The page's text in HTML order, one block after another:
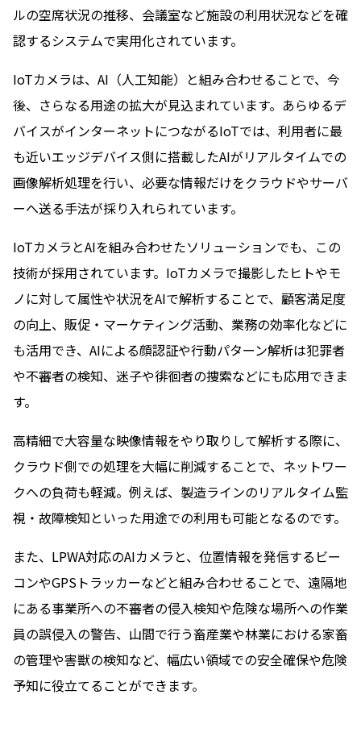
ルの空席状況の推移、会議室など施設の利用状況などを確
認するシステムで実用化されています。
IoTカメラは、AI（人工知能）と組み合わせることで、今
後、さらなる用途の拡大が見込まれています。あらゆるデ
バイスがインターネットにつながるIoTでは、利用者に最
も近いエッジデバイス側に搭載したAIがリアルタイムでの
画像解析処理を行い、必要な情報だけをクラウドやサーバ
ーへ送る手法が採り入れられています。
IoTカメラとAIを組み合わせたソリューションでも、この
技術が採用されています。IoTカメラで撮影したヒトやモ
ノに対して属性や状況をAIで解析することで、顧客満足度
の向上、販促・マーケティング活動、業務の効率化などに
も活用でき、AIによる顔認証や行動パターン解析は犯罪者
や不審者の検知、迷子や徘徊者の捜索などにも応用できま
す。
高精細で大容量な映像情報をやり取りして解析する際に、
クラウド側での処理を大幅に削減することで、ネットワー
クへの負荷も軽減。例えば、製造ラインのリアルタイム監
視・故障検知といった用途での利用も可能となるのです。
また、LPWA対応のAIカメラと、位置情報を発信するビー
コンやGPSトラッカーなどと組み合わせることで、遠隔地
にある事業所への不審者の侵入検知や危険な場所への作業
員の誤侵入の警告、山間で行う畜産業や林業における家畜
の管理や害獣の検知など、幅広い領域での安全確保や危険
予知に役立てることができます。